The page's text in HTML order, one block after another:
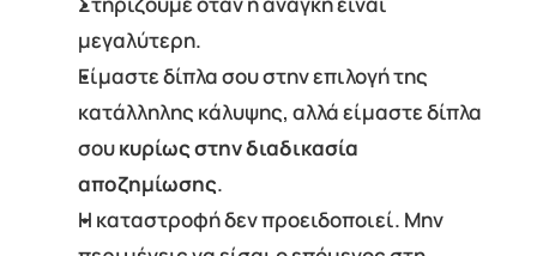
μεγαλύτερη.
Είμαστε δίπλα σου στην επιλογή της
κατάλληλης κάλυψης, αλλά είμαστε δίπλα
σου κυρίως στην διαδικασία
αποζημίωσης.
Η καταστροφή δεν προειδοποιεί. Μην